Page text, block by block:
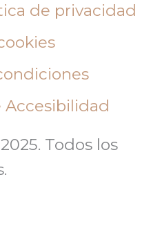
de privacidad
Accesibilidad
Todos los